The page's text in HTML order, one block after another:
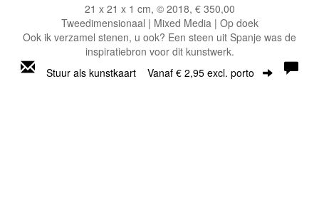
21 x 21 x 1 cm, © 2018, € 350,00
Tweedimensionaal | Mixed Media | Op doek
Ook ik verzamel stenen, u ook? Een steen uit Spanje was de
inspiratiebron voor dit kunstwerk.
Stuur als kunstkaart Vanaf € 2,95 excl. porto